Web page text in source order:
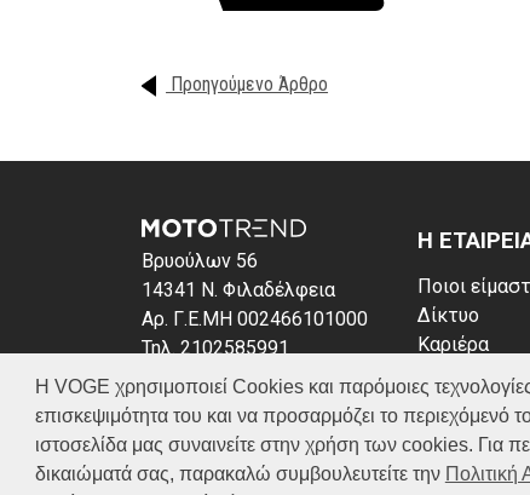
Η VOGE χρησιμοποιεί Cookies και παρόμοιες τεχνολογίες
επισκεψιμότητα του και να προσαρμόζει το περιεχόμενό
ιστοσελίδα μας συναινείτε στην χρήση των cookies. Για
δικαιώματά σας, παρακαλώ συμβουλευτείτε την
Προηγούμενο Άρθρο
Βρυούλων 56
14341 Ν. Φιλαδέλφεια
Αρ. Γ.Ε.ΜΗ 002466101000
Τηλ. 2102585991
E-mail: info@voge.gr
Η
Ποιοι
Δίκτυο
Καριέρα
Πολιτική
Πολιτική